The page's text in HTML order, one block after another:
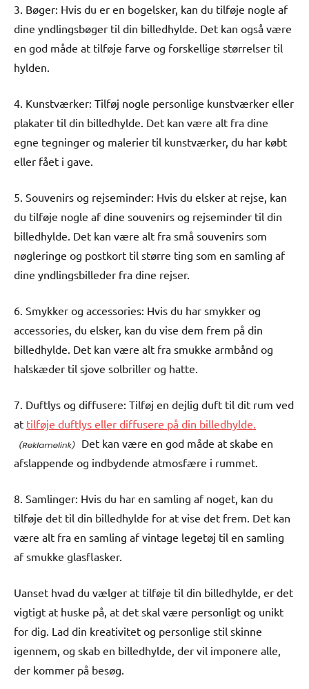
3. Bøger: Hvis du er en bogelsker, kan du tilføje nogle af
dine yndlingsbøger til din billedhylde. Det kan også være
en god måde at tilføje farve og forskellige størrelser til
hylden.
4. Kunstværker: Tilføj nogle personlige kunstværker eller
plakater til din billedhylde. Det kan være alt fra dine
egne tegninger og malerier til kunstværker, du har købt
eller fået i gave.
5. Souvenirs og rejseminder: Hvis du elsker at rejse, kan
du tilføje nogle af dine souvenirs og rejseminder til din
billedhylde. Det kan være alt fra små souvenirs som
nøgleringe og postkort til større ting som en samling af
dine yndlingsbilleder fra dine rejser.
6. Smykker og accessories: Hvis du har smykker og
accessories, du elsker, kan du vise dem frem på din
billedhylde. Det kan være alt fra smukke armbånd og
halskæder til sjove solbriller og hatte.
7. Duftlys og diffusere: Tilføj en dejlig duft til dit rum ved
at tilføje duftlys eller diffusere på din billedhylde.
Det kan være en god måde at skabe en
afslappende og indbydende atmosfære i rummet.
8. Samlinger: Hvis du har en samling af noget, kan du
tilføje det til din billedhylde for at vise det frem. Det kan
være alt fra en samling af vintage legetøj til en samling
af smukke glasflasker.
Uanset hvad du vælger at tilføje til din billedhylde, er det
vigtigt at huske på, at det skal være personligt og unikt
for dig. Lad din kreativitet og personlige stil skinne
igennem, og skab en billedhylde, der vil imponere alle,
der kommer på besøg.